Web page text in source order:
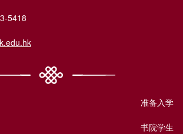
5418
准备入学
书院学生